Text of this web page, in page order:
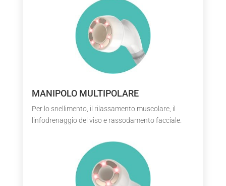
MANIPOLO MULTIPOLARE
Per lo snellimento, il rilassamento muscolare, il
linfodrenaggio del viso e rassodamento facciale.